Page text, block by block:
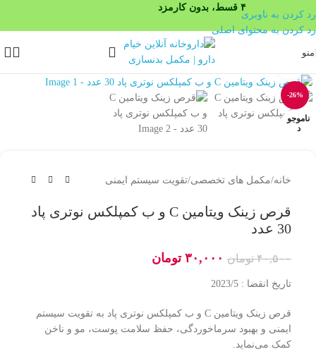
۴ قسط، بدون کارمزد
رد کردن به ناوبری
رد کردن به محتوای اصلی
منو
-26%
ناموجو
د
بزرگنمایی تصویر
خانه/مکمل های تخصصی/تقویت سیستم ایمنی
قرص زینک ویتامین C و ب کمپلکس نوتری پاد
30 عدد
۴۰,۵۰۰ تومان ۳۰,۰۰۰ تومان
تاریخ انقضا : 2023/5
قرص زینک ویتامین C و ب کمپلکس نوتری پاد به تقویت سیستم
ایمنی و بهبود سرماخوردگی، حفظ سلامت پوست، مو و ناخن
کمک می‌نماید.